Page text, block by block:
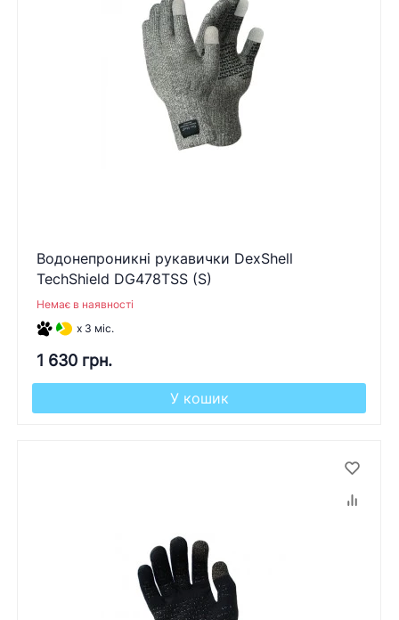
Водонепроникні рукавички DexShell
TechShield DG478TSS (S)
Немає в наявності
x 3 міс.
1 630 грн.
У кошик